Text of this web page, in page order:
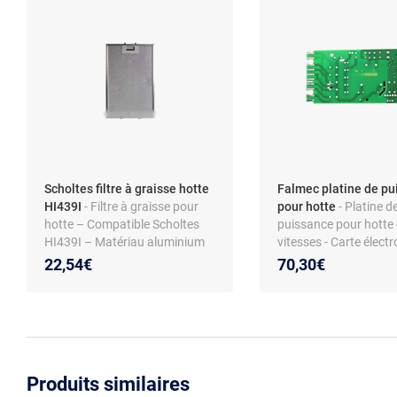
Scholtes filtre à graisse hotte
HI439I - Filtre à graisse pour
hotte – Compatible Scholtes
HI439I – Matériau aluminium
– Accessoire d’extraction
22,54€
Falmec platine de
pour hotte - Platine
puissance pour hotte
vitesses - Carte
remplacement - Réf.
301550 - Compatible
70,30€
Produits similaires